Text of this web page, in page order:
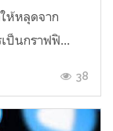
ห้หลุดจาก
ป็นกราฟฟิ...
38